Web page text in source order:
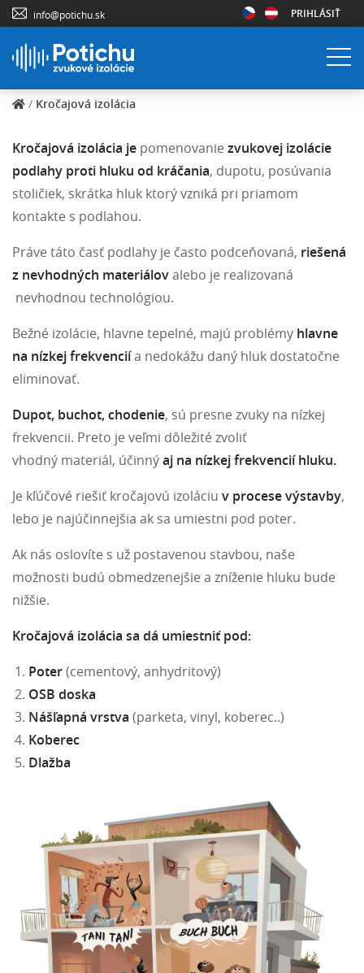
info@potichu.sk PRIHLÁSIŤ
/ Kročajová izolácia
Kročajová izolácia je pomenovanie zvukovej izolácie
podlahy proti hluku od kráčania, dupotu, posúvania
stoličiek, skrátka hluk ktorý vzniká pri priamom
kontakte s podlahou.
Práve táto časť podlahy je často podceňovaná, riešená
z nevhodných materiálovalebo je realizovaná
nevhodnou technológiou.
Bežné izolácie, hlavne tepelné, majú problémy hlavne
na nízkej frekvenciía nedokážu daný hluk dostatočne
eliminovať.
Dupot, buchot, chodenie, sú presne zvuky na nízkej
frekvencii. Preto je veľmi dôležité zvoliť
vhodný materiál, účinnýaj na nízkej frekvencií hluku.
Je kľúčové riešiť kročajovú izoláciu v procese výstavby,
lebo je najúčinnejšia ak sa umiestni pod poter.
Ak nás oslovíte s už postavenou stavbou, naše
možnosti budú obmedzenejšie a zníženie hluku bude
nižšie.
Kročajová izolácia sa dá umiestniť pod:
Poter(cementový, anhydritový)
OSB doska
Nášľapná vrstva (parketa, vinyl, koberec..)
Koberec
Dlažba